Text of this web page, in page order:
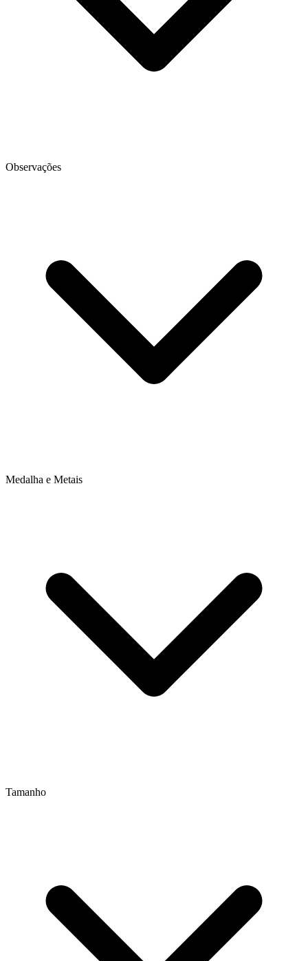
Observações
Medalha e Metais
Tamanho